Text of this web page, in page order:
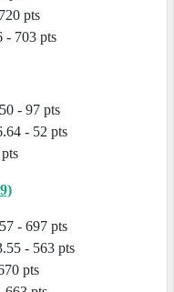
- 720 pts
- 703 pts
- 97 pts
- 52 pts
pts
- 697 pts
- 563 pts
- 670 pts